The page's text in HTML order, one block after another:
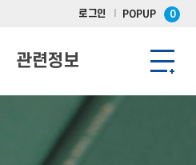
로그인 POPUP 0
관련정보